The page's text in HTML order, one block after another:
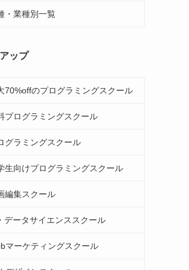
・業種別一覧
ップ
70%offのプログラミングスクール
プログラミングスクール
グラミングスクール
生向けプログラミングスクール
編集スクール
データサイエンススクール
マーケティングスクール